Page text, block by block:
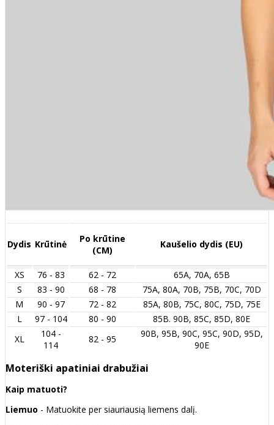
Dydis Krūtinė
Po krūtine
(CM)
Kaušelio dydis (EU)
XS 76 - 83 62 - 72
65A, 70A, 65B
S
83 - 90 68 - 78
75A, 80A, 70B, 75B, 70C, 70D
M
90 - 97 72 - 82
85A, 80B, 75C, 80C, 75D, 75E
L
97 - 104 80 - 90
85B. 90B, 85C, 85D, 80E
XL
104 -
114
82 - 95
90B, 95B, 90C, 95C, 90D, 95D,
90E
Moteriški apatiniai drabužiai
Kaip matuoti?
Liemuo - Matuokite per siauriausią liemens dalį.